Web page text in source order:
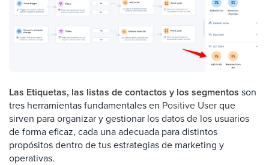
Las Etiquetas, las listas de contactos y los segmentos son
tres herramientas fundamentales en Positive Userque
sirven para organizar y gestionar los datos de los usuarios
de forma eficaz, cada una adecuada para distintos
propósitos dentro de tus estrategias de marketing y
operativas.